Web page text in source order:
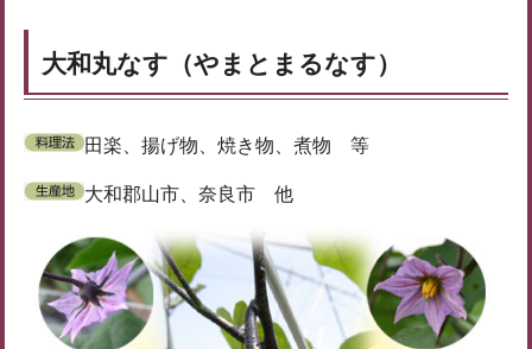
大和丸なす（やまとまるなす）
田楽、揚げ物、焼き物、煮物 等
大和郡山市、奈良市 他